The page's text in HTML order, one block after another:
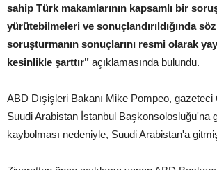
sahip Türk makamlarının kapsamlı bir
yürütebilmeleri ve sonuçlandırıldığında
soruşturmanın sonuçlarını resmi olarak
kesinlikle şarttır" açıklamasında bulundu.
ABD Dışişleri Bakanı Mike Pompeo, gazeteci
Suudi Arabistan İstanbul Başkonsolosluğu'na
kaybolması nedeniyle, Suudi Arabistan'a